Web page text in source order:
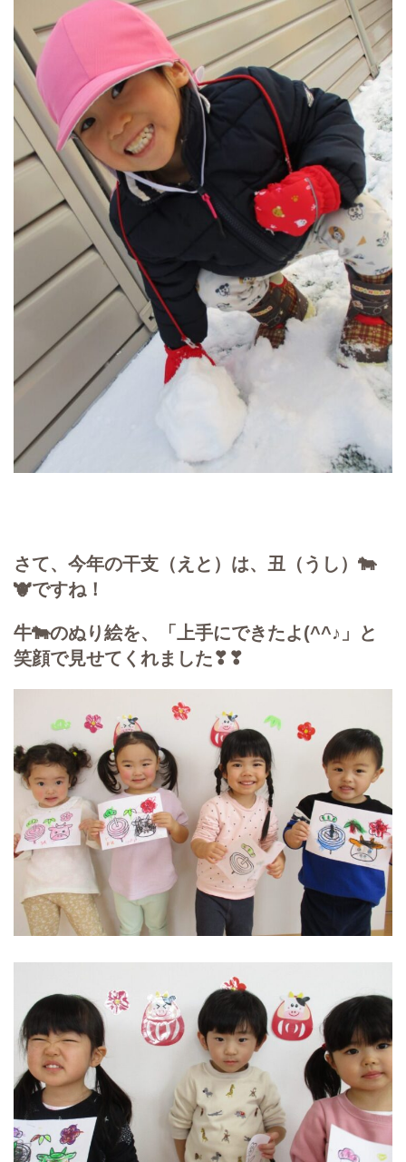
さて、今年の干支（えと）は、丑（うし）🐄
🐮ですね！
牛🐄のぬり絵を、「上手にできたよ(^^♪」と
笑顔で見せてくれました❣❣